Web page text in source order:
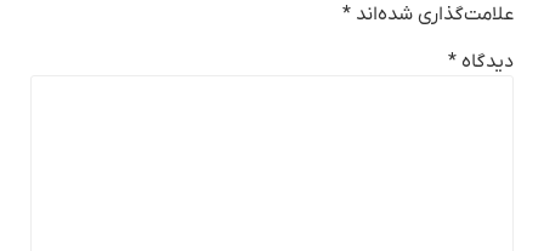
علامت‌گذاری شده‌اند *
دیدگاه *